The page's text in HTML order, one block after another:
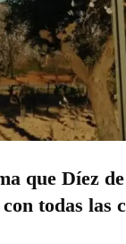
que Díez
todas